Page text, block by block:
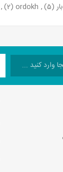
(5)
,
ordokh
(2)
,